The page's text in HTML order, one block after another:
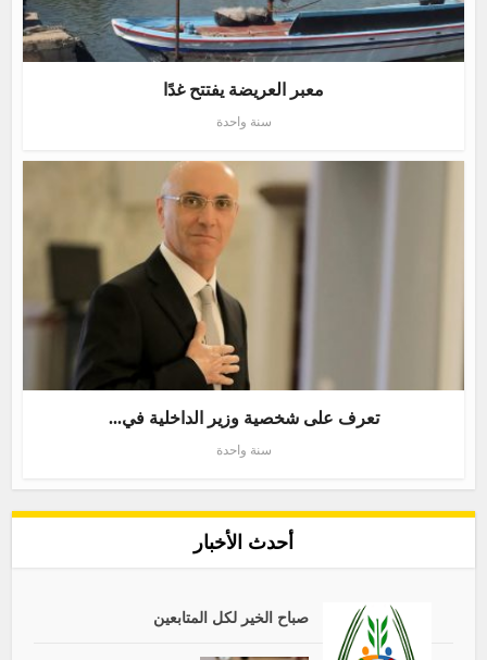
معبر العريضة يفتتح غدًا
سنة واحدة
تعرف على شخصية وزير الداخلية في...
سنة واحدة
أحدث الأخبار
صباح الخير لكل المتابعين